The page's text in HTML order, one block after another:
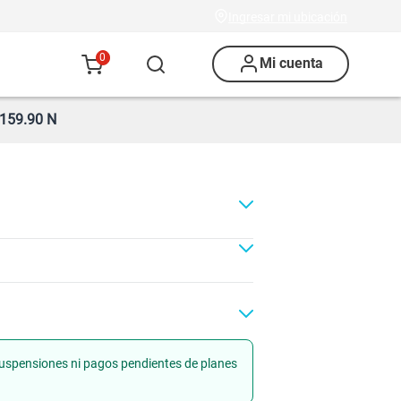
0 Mi cuenta
N
Renovaciónni pagos pendientes de planes